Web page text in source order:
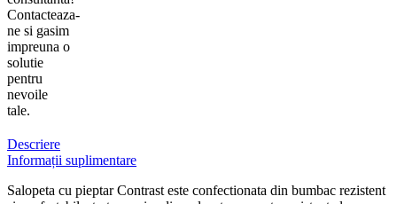
Contacteaza-
ne si gasim
impreuna o
solutie
pentru
nevoile
tale.
Descriere
Informații suplimentare
Salopeta cu pieptar Contrast este confectionata din bumbac rezistent